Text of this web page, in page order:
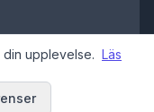
vårVillkoroch
avsluta din
upplevelse. Läs